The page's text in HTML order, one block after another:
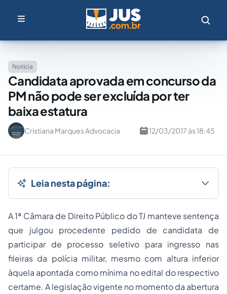
Notícia
Candidata aprovada em concurso da
PM não pode ser excluída por ter
baixa estatura
Cristiana Marques Advocacia 12/03/2017 às 18:45
Leia nesta página:
A 1ª Câmara de Direito Público do TJ manteve sentença
que julgou procedente pedido de candidata de
participar de processo seletivo para ingresso nas
fileiras da polícia militar, mesmo com altura inferior
àquela apontada como mínima no edital do respectivo
certame. A legislação vigente no momento da abertura